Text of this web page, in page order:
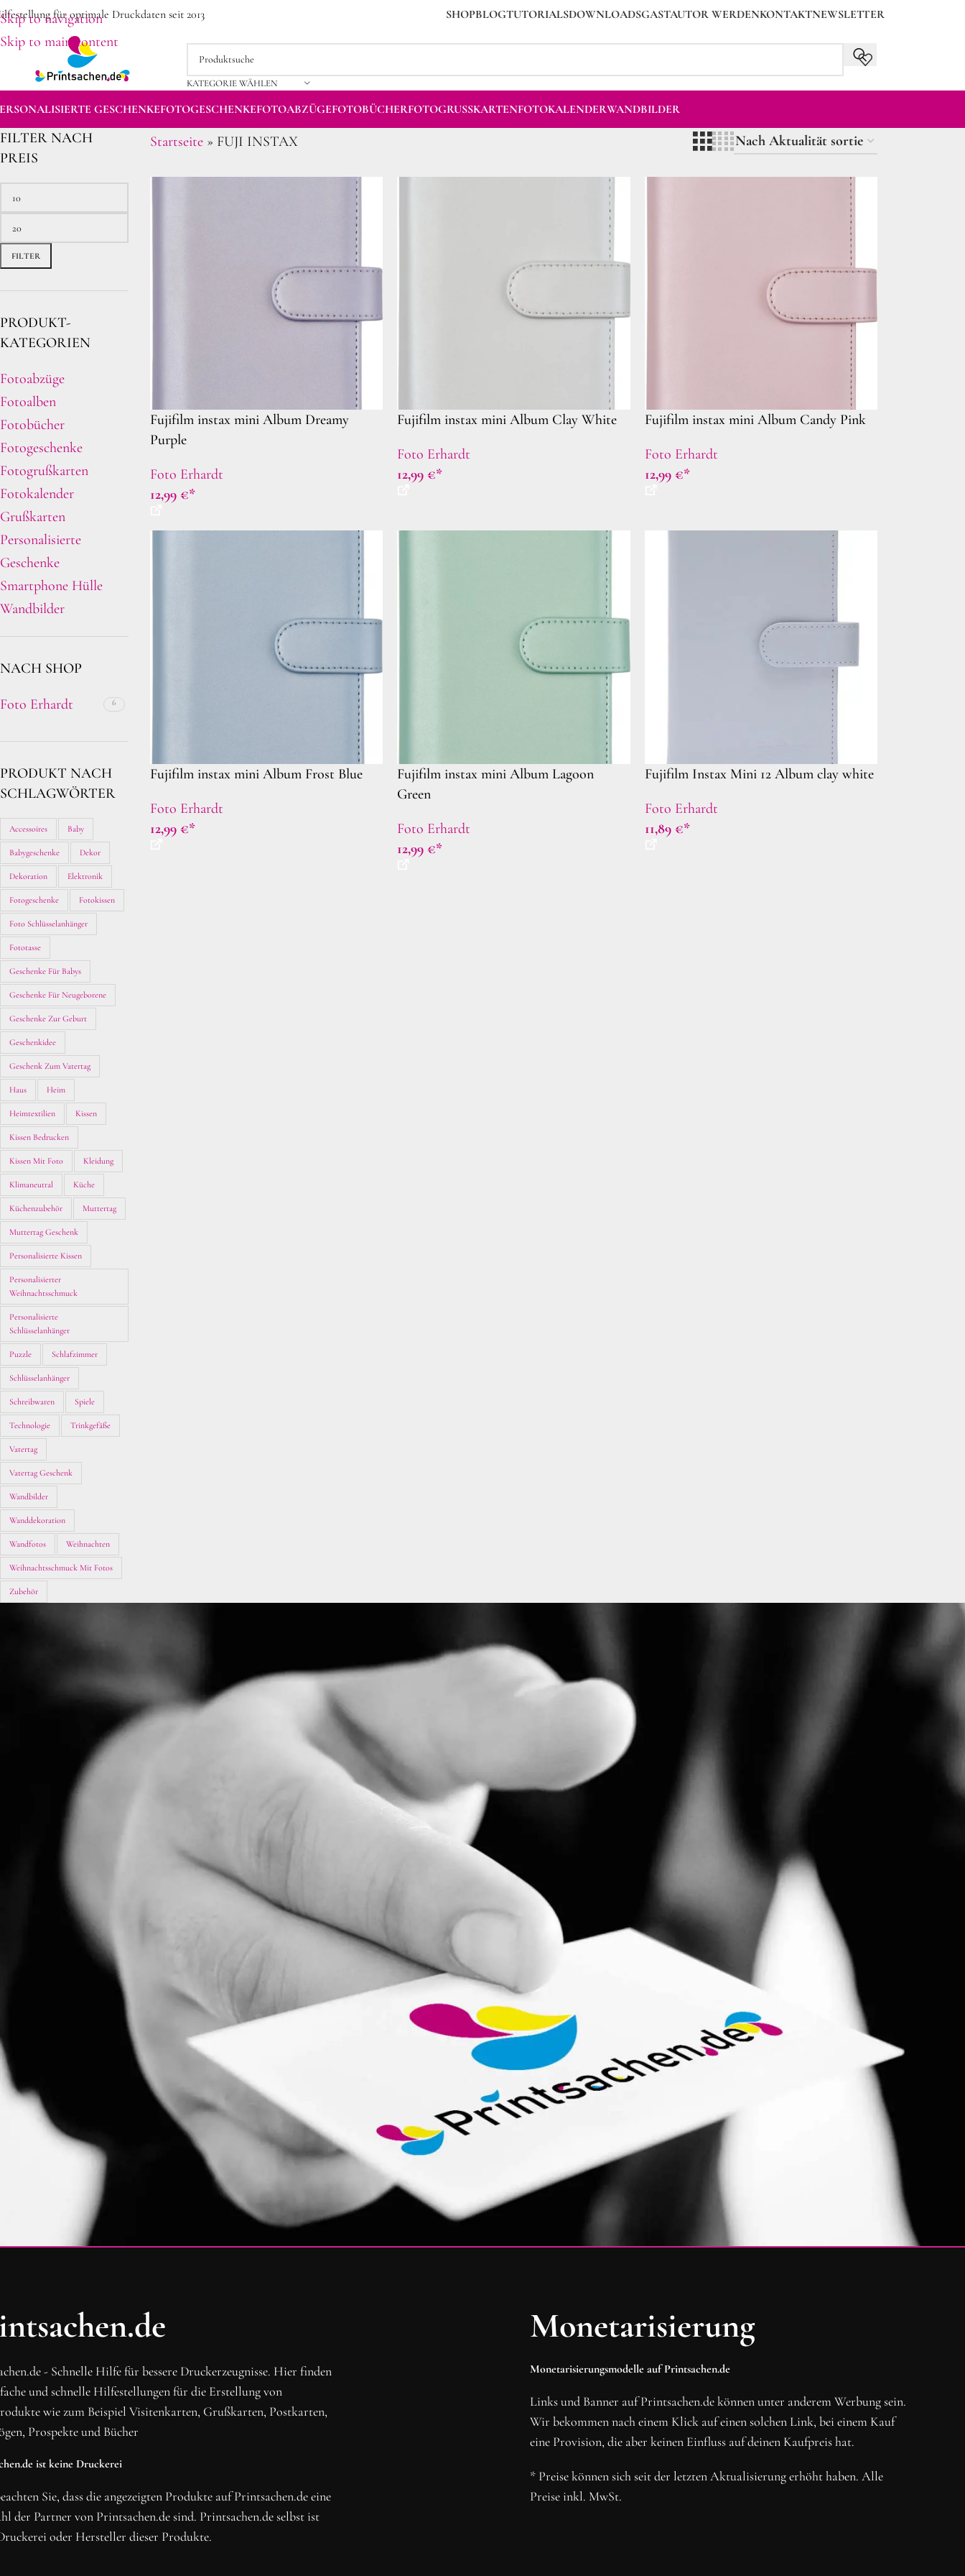
Skip to navigation
Skip to main content
für optimale Druckdaten seit 2013 SHOPBLOGTUTORIALSDOWNLOADSGASTAUTOR WERDENKONTAKTNEWSLETTER
KATEGORIE WÄHLEN
GESCHENKEFOTOGESCHENKEFOTOABZÜGEFOTOBÜCHERFOTOGRUSSKARTEN FOTOKALENDERWANDBILDER
FILTER NACH
PREIS
FILTER
PRODUKT-
KATEGORIEN
Fotoabzüge
Fotoalben
Fotobücher
Fotogeschenke
Fotogrußkarten
Fotokalender
Grußkarten
Personalisierte
Geschenke
Smartphone Hülle
Wandbilder
NACH SHOP
Foto Erhardt 6
PRODUKT NACH
SCHLAGWÖRTER
Accessoires Baby
Babygeschenke Dekor
Dekoration Elektronik
Fotogeschenke Fotokissen
Foto Schlüsselanhänger
Fototasse
Geschenke Für Babys
Geschenke Für Neugeborene
Geschenke Zur Geburt
Geschenkidee
Geschenk Zum Vatertag
Haus Heim
Heimtextilien Kissen
Kissen Bedrucken
Kissen Mit Foto Kleidung
Klimaneutral Küche
Küchenzubehör Muttertag
Muttertag Geschenk
Personalisierte Kissen
Personalisierter
Weihnachtsschmuck
Personalisierte
Schlüsselanhänger
Puzzle Schlafzimmer
Schlüsselanhänger
Schreibwaren Spiele
Technologie Trinkgefäße
Vatertag
Vatertag Geschenk
Wandbilder
Wanddekoration
Wandfotos Weihnachten
Weihnachtsschmuck Mit Fotos
Zubehör
Startseite» FUJI INSTAX
Fujifilm instax mini Album Dreamy
Purple
Foto Erhardt
12,99 €
Fujifilm instax mini Album Clay White
Foto Erhardt
12,99€
Fujifilm instax mini Album Candy Pink
Foto Erhardt
12,99 €
Fujifilm instax mini Album Frost Blue
Foto Erhardt
12,99 €
Fujifilm instax mini Album Lagoon
Green
Foto Erhardt
12,99€
Fujifilm Instax Mini 12 Album clay white
Foto Erhardt
11,89 €
BLEIBE MIT UNS IN VERBINDUNG!
Erhalte die neusten Beiträge, sichere dir Top-Angebote und abonniere unseren
NEWSLETTER ABONNIEREN
- Schnelle Hilfe für bessere Druckerzeugnisse. Hier finden
und schnelle Hilfestellungen für die Erstellung von
wie zum Beispiel Visitenkarten, Grußkarten, Postkarten,
Prospekte und Bücher
ist keine Druckerei
Sie, dass die angezeigten Produkte auf Printsachen.de eine
der Partner von Printsachen.de sind. Printsachen.de selbst ist
oder Hersteller dieser Produkte.
Monetarisierung
Monetarisierungsmodelle auf Printsachen.de
Links und Banner auf Printsachen.de können unter anderem Werbung sein.
Wir bekommen nach einem Klick auf einen solchen Link, bei einem Kauf
eine Provision, die aber keinen Einfluss auf deinen Kaufpreis hat.
* Preise können sich seit der letzten Aktualisierung erhöht haben. Alle
Preise inkl. MwSt.